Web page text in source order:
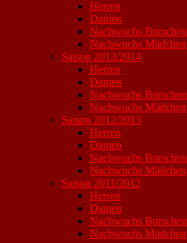
Herren
Damen
Nachwuchs Burschen
Nachwuchs Mädchen
Saison 2013/2014
Herren
Damen
Nachwuchs Burschen
Nachwuchs Mädchen
Saison 2012/2013
Herren
Damen
Nachwuchs Burschen
Nachwuchs Mädchen
Saison 2011/2012
Herren
Damen
Nachwuchs Burschen
Nachwuchs Mädchen